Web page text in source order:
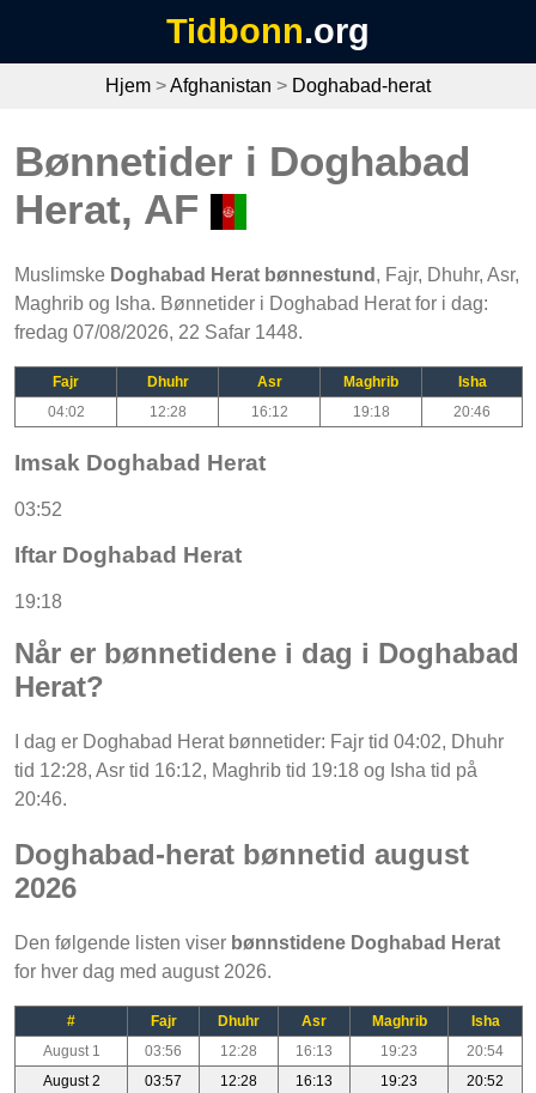
Tidbonn.org
Hjem >Afghanistan > Doghabad-herat
Bønnetider i Doghabad
Herat, AF
Muslimske Doghabad Herat bønnestund , Fajr, Dhuhr, Asr,
Maghrib og Isha. Bønnetider i Doghabad Herat for i dag:
fredag 07/08/2026, 22 Safar 1448.
Fajr Dhuhr Asr Maghrib
Isha
04:02
12:28 16:12 19:18 20:46
Imsak Doghabad Herat
03:52
Iftar Doghabad Herat
19:18
Når er bønnetidene i dag i Doghabad
Herat?
I dag er Doghabad Herat bønnetider: Fajr tid 04:02, Dhuhr
tid 12:28, Asr tid 16:12, Maghrib tid 19:18 og Isha tid på
20:46.
Doghabad-herat bønnetid august
2026
Den følgende listen viser bønnstidene Doghabad Herat
for hver dag med august 2026.
# Fajr Dhuhr Asr Maghrib
Isha
August 1
03:56 12:28 16:13 19:23
20:54
August 2
03:57 12:28 16:13 19:23
20:52